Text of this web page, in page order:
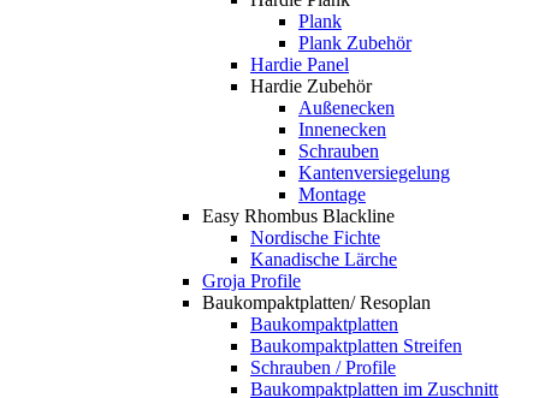
Plank
Plank Zubehör
Hardie Panel
Hardie Zubehör
Außenecken
Innenecken
Schrauben
Kantenversiegelung
Montage
Easy Rhombus Blackline
Nordische Fichte
Kanadische Lärche
Groja Profile
Baukompaktplatten/ Resoplan
Baukompaktplatten
Baukompaktplatten Streifen
Schrauben / Profile
Baukompaktplatten im Zuschnitt